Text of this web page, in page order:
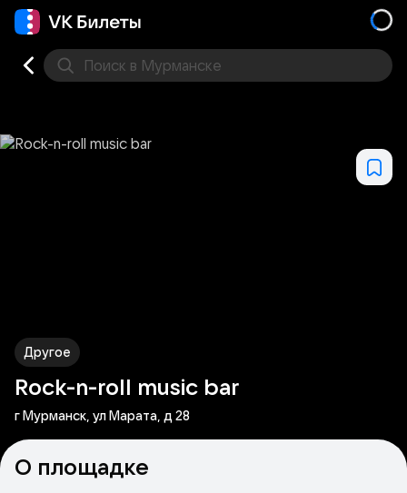
Поиск в Мурманске
Другое
Rock-n-roll music bar
г Мурманск, ул Марата, д 28
О площадке